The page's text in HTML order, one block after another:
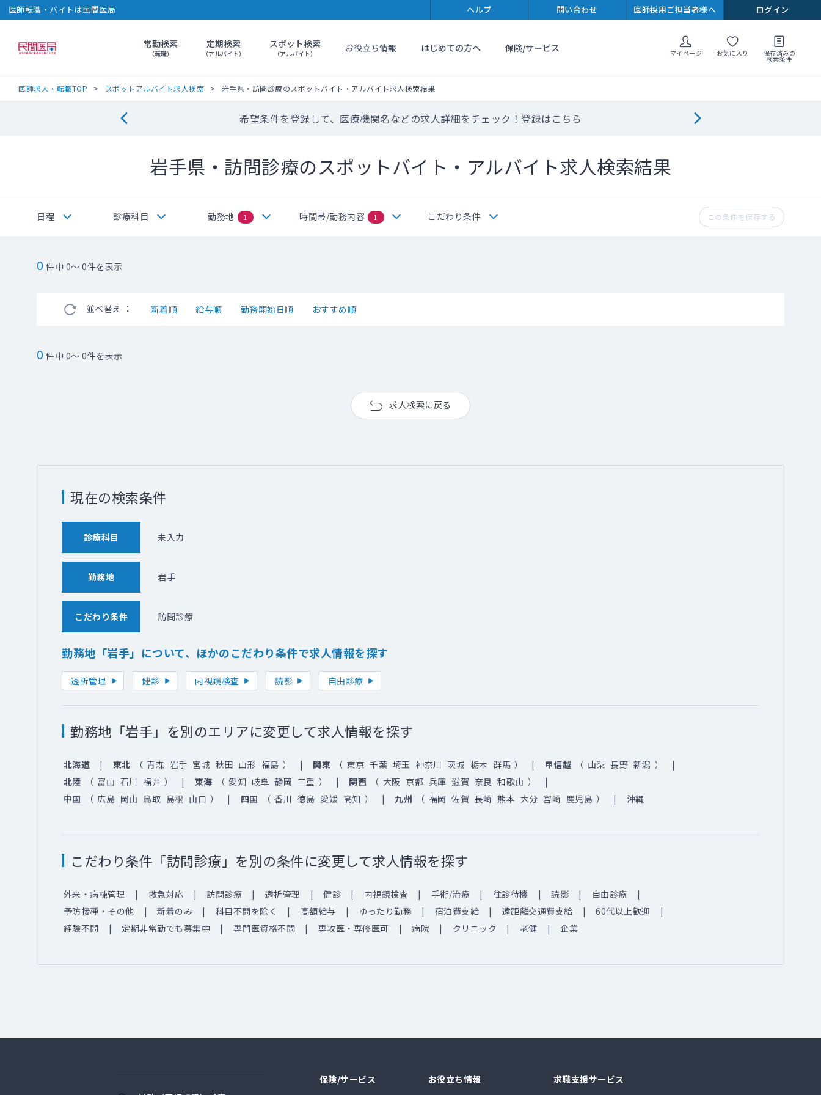
医師転職・バイトは民間医局 ヘルプ 問い合わせ 医師採用ご担当者様へ ログイン
民間医局常勤検索
（転職）
定期検索
（アルバイト）
スポット検索
（アルバイト） お役立ち情報 はじめての方へ 保険/サービス マイページ お気に入り 保存済みの
検索条件
医師求人・転職TOP スポットアルバイト求人検索 岩手県・訪問診療のスポットバイト・アルバイト求人検索結果
希望条件を登録して、医療機関名などの求人詳細をチェック！登録はこちら
岩手県・訪問診療のスポットバイト・アルバイト求人検索結果
日程 診療科目 勤務地 1 時間帯/勤務内容 1 こだわり条件 この条件を保存する
0 件中 0～ 0件を表示
並べ替え ： 新着順 給与順 勤務開始日順 おすすめ順
0 件中 0～ 0件を表示
求人検索に戻る
現在の検索条件
診療科目 未入力
勤務地 岩手
こだわり条件 訪問診療
勤務地「岩手」について、ほかのこだわり条件で求人情報を探す
透析管理 健診 内視鏡検査 読影 自由診療
勤務地「岩手」を別のエリアに変更して求人情報を探す
北海道 東北 （ 青森 岩手 宮城 秋田 山形 福島 ） 関東 （ 東京 千葉 埼玉 神奈川 茨城 栃木 群馬 ） 甲信越 （ 山梨 長野 新潟 ）
北陸
（ 富山 石川 福井 ） 東海 （ 愛知 岐阜 静岡 三重 ） 関西 （ 大阪 京都 兵庫 滋賀 奈良 和歌山 ）
中国
（ 広島 岡山 鳥取 島根 山口 ） 四国 （ 香川 徳島 愛媛 高知 ） 九州 （ 福岡 佐賀 長崎 熊本 大分 宮崎 鹿児島 ） 沖縄
こだわり条件「訪問診療」を別の条件に変更して求人情報を探す
外来・病棟管理 救急対応 訪問診療 透析管理 健診 内視鏡検査 手術/治療 往診待機 読影
自由診療
予防接種・その他
新着のみ 科目不問を除く 高額給与 ゆったり勤務 宿泊費支給 遠距離交通費支給
60代以上歓迎
経験不問
定期非常勤でも募集中 専門医資格不問 専攻医・専修医可 病院 クリニック 老健 企業
保険/サービス お役立ち情報 求職支援サービス